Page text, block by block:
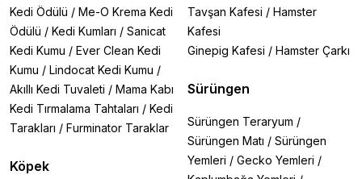
Kedi Ödülü / Me-O Krema Kedi
Ödülü / Kedi Kumları / Sanicat
Kedi Kumu / Ever Clean Kedi
Kumu / Lindocat Kedi Kumu /
Akıllı Kedi Tuvaleti / Mama Kabı
Kedi Tırmalama Tahtaları / Kedi
Tarakları / Furminator Taraklar
Köpek
Tavşan Kafesi / Hamster
Kafesi
Ginepig Kafesi / Hamster Çarkı
Sürüngen
Sürüngen Teraryum /
Sürüngen Matı / Sürüngen
Yemleri / Gecko Yemleri /